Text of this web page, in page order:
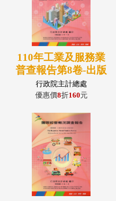
110年工業及服務業
普查報告第8卷-出版
影音及資通訊業、不
動產業、專業科學及
務業
行政院主計總處
優惠價8折160元